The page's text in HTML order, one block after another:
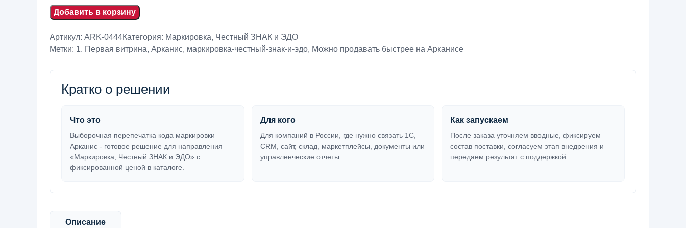
Добавить в корзину
Артикул: ARK-0444Категория: Маркировка, Честный ЗНАК и ЭДО
Метки: 1. Первая витрина, Арканис, маркировка-честный-знак-и-эдо, Можно продавать быстрее на Арканисе
Кратко о решении
Что это
Выборочная перепечатка кода маркировки —
Арканис - готовое решение для направления
«Маркировка, Честный ЗНАК и ЭДО» с
фиксированной ценой в каталоге.
Для кого
Для компаний в России, где нужно связать 1С,
CRM, сайт, склад, маркетплейсы, документы или
управленческие отчеты.
Как запускаем
После заказа уточняем вводные, фиксируем
состав поставки, согласуем этап внедрения и
передаем результат с поддержкой.
Описание